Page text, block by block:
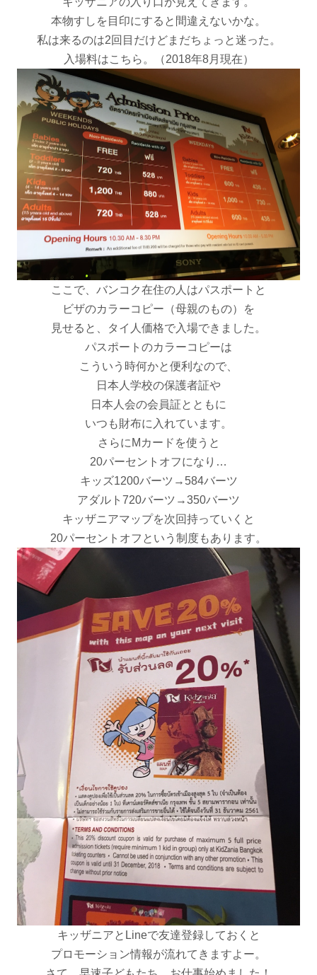
本物すしを目印にすると間違えないかな。
私は来るのは2回目だけどまだちょっと迷った。
入場料はこちら。（2018年8月現在）
ここで、バンコク在住の人はパスポートと
ビザのカラーコピー（母親のもの）を
見せると、タイ人価格で入場できました。
パスポートのカラーコピーは
こういう時何かと便利なので、
日本人学校の保護者証や
日本人会の会員証とともに
いつも財布に入れています。
さらにMカードを使うと
20パーセントオフになり…
キッズ1200バーツ→584バーツ
アダルト720バーツ→350バーツ
キッザニアマップを次回持っていくと
20パーセントオフという制度もあります。
キッザニアとLineで友達登録しておくと
プロモーション情報が流れてきますよー。